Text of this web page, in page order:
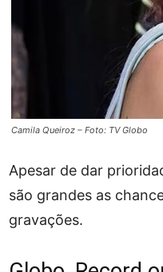
Camila Queiroz – Foto: TV Globo
Apesar de dar
são grandes as
gravações.